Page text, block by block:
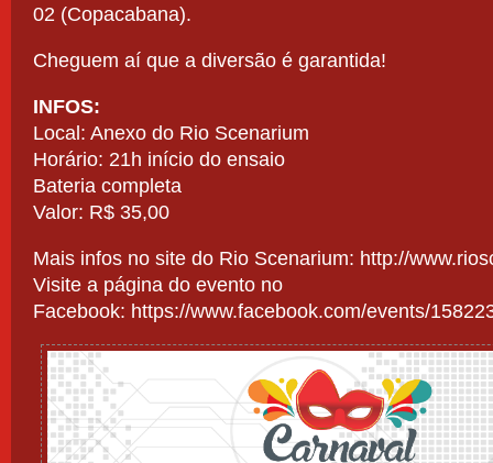
02 (Copacabana).
Cheguem aí que a diversão é garantida!
INFOS:
Local: Anexo do Rio Scenarium
Horário: 21h início do ensaio
Bateria completa
Valor: R$ 35,00
Mais infos no site do Rio Scenarium: http://
Visite a página do evento no
Facebook: https://www.facebook.com/events/